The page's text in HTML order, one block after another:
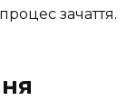
зачаття.